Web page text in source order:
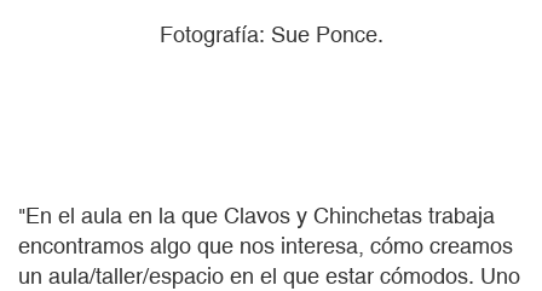
Fotografía: Sue Ponce.
"En el aula en la que Clavos y Chinchetas trabaja
encontramos algo que nos interesa, cómo creamos
un aula/taller/espacio en el que estar cómodos. Uno